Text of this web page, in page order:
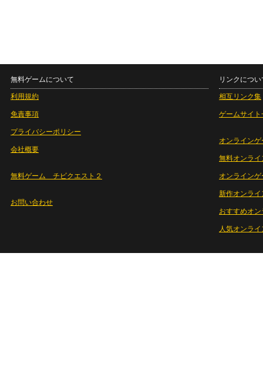
無料ゲームについて
利用規約
免責事項
プライバシーポリシー
会社概要
無料ゲーム チビクエスト２
お問い合わせ
リンクについ
相互リンク集
ゲームサイト
オンラインゲ
無料オンライ
オンライン
新作オンライ
おすすめオ
人気オンラ